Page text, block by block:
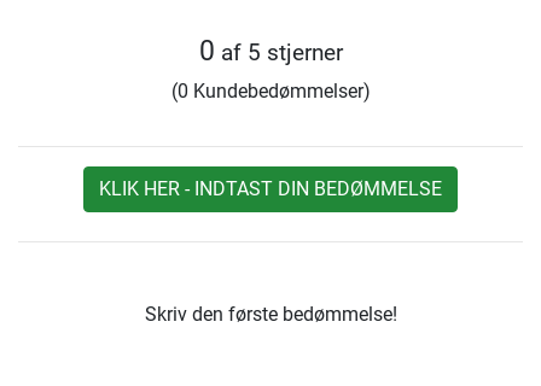
0 af 5 stjerner
(0 Kundebedømmelser)
KLIK HER - INDTAST DIN BEDØMMELSE
Skriv den første bedømmelse!